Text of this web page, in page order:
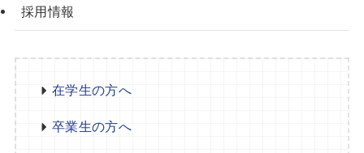
採用情報
在学生の方へ
卒業生の方へ